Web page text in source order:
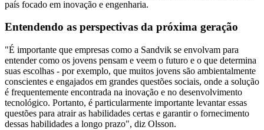
país focado em inovação e engenharia.
Entendendo as perspectivas da próxima geração
"É importante que empresas como a Sandvik se envolvam para
entender como os jovens pensam e veem o futuro e o que determina
suas escolhas - por exemplo, que muitos jovens são ambientalmente
conscientes e engajados em grandes questões sociais, onde a solução
é frequentemente encontrada na inovação e no desenvolvimento
tecnológico. Portanto, é particularmente importante levantar essas
questões para atrair as habilidades certas e garantir o fornecimento
dessas habilidades a longo prazo", diz Olsson.